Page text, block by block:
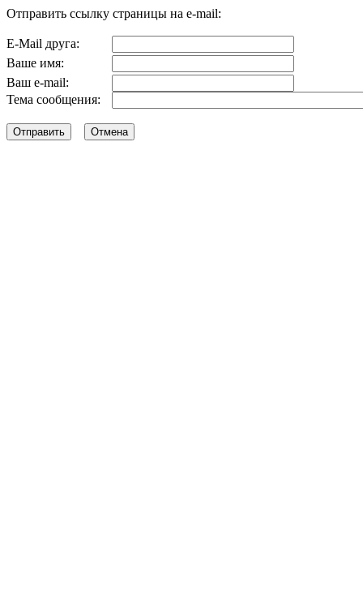
Отправить ссылку страницы на e-mail:
E-Mail друга:
Ваше имя:
Ваш e-mail:
Тема сообщения: